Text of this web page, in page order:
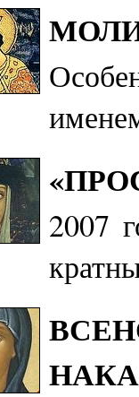
2007